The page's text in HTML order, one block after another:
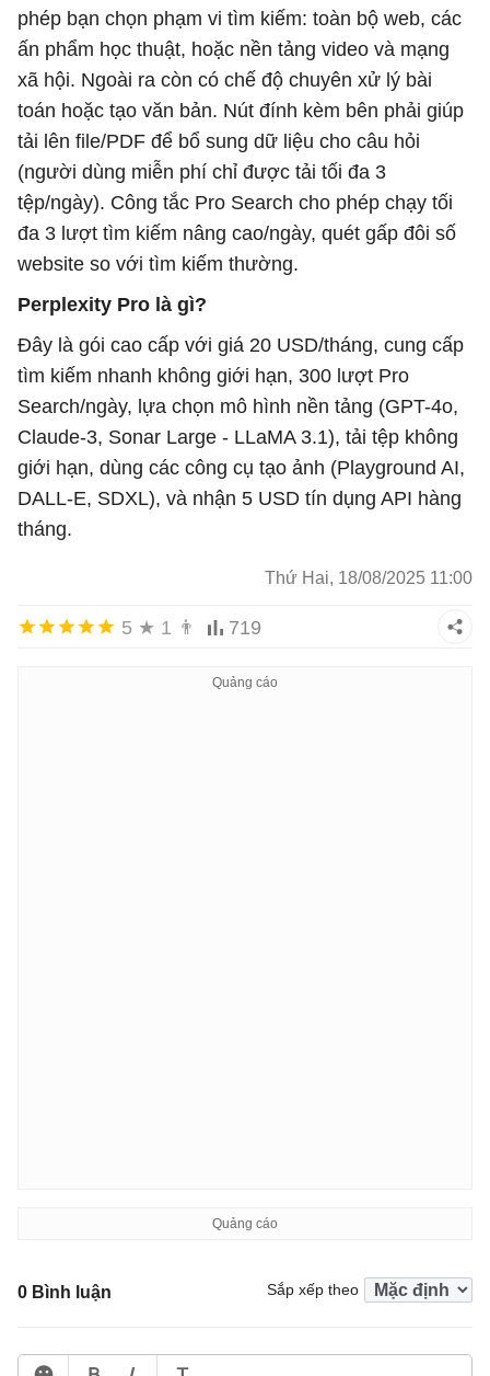
phép bạn chọn phạm vi tìm kiếm: toàn bộ web, các
ấn phẩm học thuật, hoặc nền tảng video và mạng
xã hội. Ngoài ra còn có chế độ chuyên xử lý bài
toán hoặc tạo văn bản. Nút đính kèm bên phải giúp
tải lên file/PDF để bổ sung dữ liệu cho câu hỏi
(người dùng miễn phí chỉ được tải tối đa 3
tệp/ngày). Công tắc Pro Search cho phép chạy tối
đa 3 lượt tìm kiếm nâng cao/ngày, quét gấp đôi số
website so với tìm kiếm thường.
Perplexity Pro là gì?
Đây là gói cao cấp với giá 20 USD/tháng, cung cấp
tìm kiếm nhanh không giới hạn, 300 lượt Pro
Search/ngày, lựa chọn mô hình nền tảng (GPT-4o,
Claude-3, Sonar Large - LLaMA 3.1), tải tệp không
giới hạn, dùng các công cụ tạo ảnh (Playground AI,
DALL-E, SDXL), và nhận 5 USD tín dụng API hàng
tháng.
Thứ Hai, 18/08/2025 11:00
5 ★ 1 👨 719
0 Bình luận Sắp xếp theo